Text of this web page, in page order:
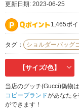
更新日期: 2023-06-25
1,465ポイ
タグ： ショルダーバッグ
【サイズ/色】
当店のグッチ(Gucci)偽物
コピーブランドがあなた
ができます！